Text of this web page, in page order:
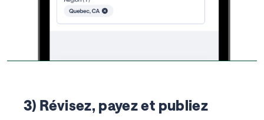
3) Révisez, payez et publiez